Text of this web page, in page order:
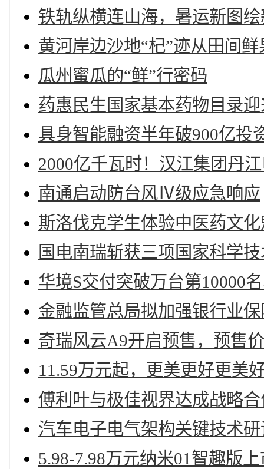
铁轨纵横连山海，暑运新图
黄河岸边沙地“杞”迹从田间
瓜州蜜瓜的“鲜”行密码
药惠民生国家基本药物目录
具身智能融资半年破900亿投
2000亿千瓦时！汉江集团丹
南通启动防台风Ⅳ级应急响应
斯洛伐克学生体验中医药文
国电南瑞斩获三项国家科学
华境S交付突破万台第10000
金融监管总局拟加强银行业
奇瑞风云A9开启预售，预售
11.59万元起，更美更好更美
傅利叶与极佳视界达成战略
汽车电子电气架构关键技术
5.98-7.98万元纳米01智趣版上